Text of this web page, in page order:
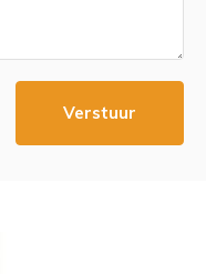
Verstuur